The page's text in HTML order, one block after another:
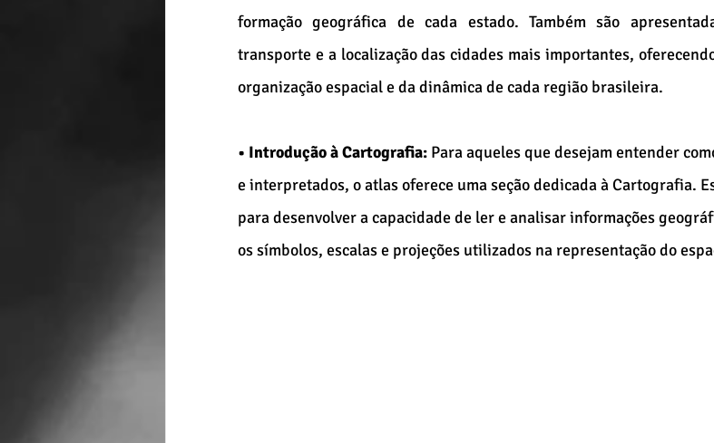
formação geográfica de cada estado. Também são
transporte e a localização das cidades mais importantes,
organização espacial e da dinâmica de cada região brasileira.
• Introdução à Cartografia: Para aqueles que desejam entender
e interpretados, o atlas oferece uma seção dedicada à Cartografia.
para desenvolver a capacidade de ler e analisar informações
os símbolos, escalas e projeções utilizados na representação do